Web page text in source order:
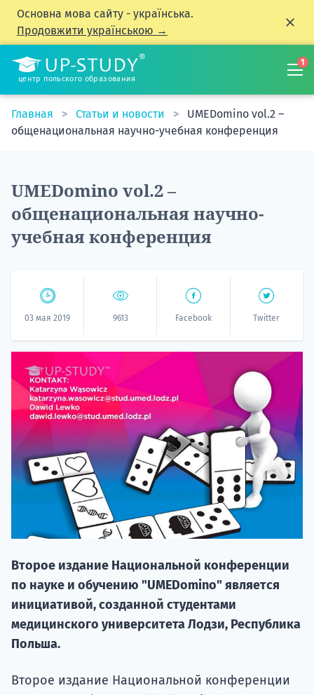
Основна мова сайту - українська.
Продовжити українською →
центр польского образования
1
Главная Статьи и новости
UMEDomino vol.2 –
общенациональная научно-учебная конференция
UMEDomino vol.2 –
общенациональная научно-
учебная конференция
03 мая 2019 9613 Facebook Twitter
Второе издание Национальной конференции
по науке и обучению "UMEDomino" является
инициативой, созданной студентами
медицинского университета Лодзи, Республика
Польша.
Второе издание Национальной конференции
НАБОР